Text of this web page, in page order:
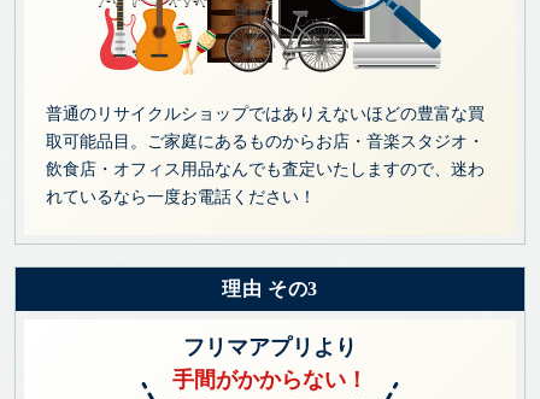
普通のリサイクルショップではありえないほどの豊富な買
取可能品目。ご家庭にあるものからお店・音楽スタジオ・
飲食店・オフィス用品なんでも査定いたしますので、迷わ
れているなら一度お電話ください！
理由 その3
フリマアプリより
手間がかからない！